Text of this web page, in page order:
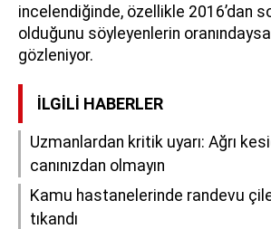
incelendiğinde, özellikle 2016’dan
olduğunu söyleyenlerin
gözleniyor.
İLGILI HABERLER
Uzmanlardan kritik uyarı: Ağrı
canınızdan olmayın
Kamu hastanelerinde randevu
tıkandı